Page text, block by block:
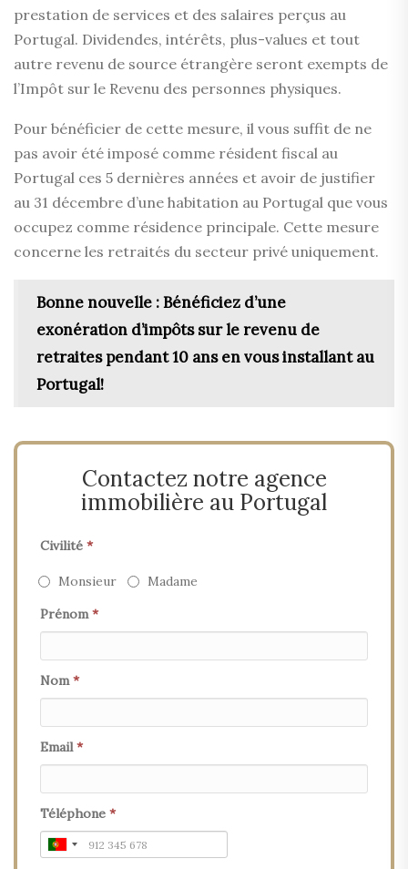
prestation de services et des salaires perçus au
Portugal. Dividendes, intérêts, plus-values et tout
autre revenu de source étrangère seront exempts de
l’Impôt sur le Revenu des personnes physiques.
Pour bénéficier de cette mesure, il vous suffit de ne
pas avoir été imposé comme résident fiscal au
Portugal ces 5 dernières années et avoir de justifier
au 31 décembre d’une habitation au Portugal que vous
occupez comme résidence principale. Cette mesure
concerne les retraités du secteur privé uniquement.
Bonne nouvelle : Bénéficiez d’une
exonération d’impôts sur le revenu de
retraites pendant 10 ans en vous installant au
Portugal!
Contactez notre agence
immobilière au Portugal
Civilité *
Monsieur
Madame
Prénom*
Nom*
Email*
Téléphone *